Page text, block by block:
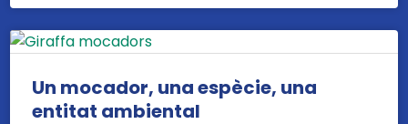
Un mocador, una espècie, una
entitat ambiental